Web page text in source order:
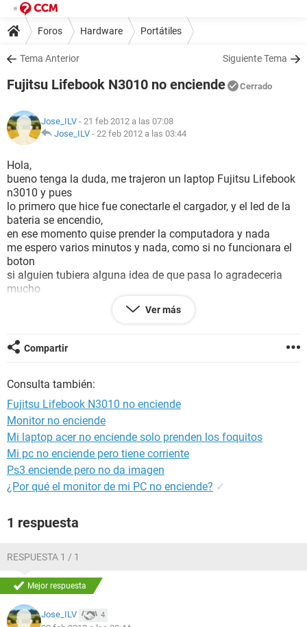
Foros Hardware Portátiles
Tema Anterior Siguiente Tema
Fujitsu Lifebook N3010 no enciende Cerrado
Jose_ILV - 21 feb 2012 a las 07:08
Jose_ILV - 22 feb 2012 a las 03:44
Hola,
bueno tenga la duda, me trajeron un laptop Fujitsu Lifebook
n3010 y pues
lo primero que hice fue conectarle el cargador, y el led de la
bateria se encendio,
en ese momento quise prender la computadora y nada
me espero varios minutos y nada, como si no funcionara el
boton
si alguien tubiera alguna idea de que pasa lo agradeceria
mucho
no se mucho de estas cosas y pues la dejare todo el dia
cargando haber si ese es el problema, pero si no lo es me
ser,
segun las etiquetas es una pentium 4 con win xp y una ati
bueno gracias de antemano a quien conteste.
Ver más
Compartir
Consulta también:
Fujitsu Lifebook N3010 no enciende
Monitor no enciende
Mi laptop acer no enciende solo prenden los foquitos
Mi pc no enciende pero tiene corriente
Ps3 enciende pero no da imagen
¿Por qué el monitor de mi PC no enciende? ✓
1 respuesta
RESPUESTA 1 / 1
Mejor respuesta
Jose_ILV 4